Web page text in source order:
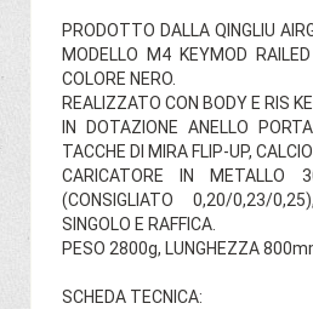
PRODOTTO DALLA QINGLIU
MODELLO M4 KEYMOD
COLORE NERO.
REALIZZATO CON BODY E RIS
IN DOTAZIONE ANELLO
TACCHE DI MIRA FLIP-UP,
CARICATORE IN METALLO
(CONSIGLIATO 0,20/0,23/
SINGOLO E RAFFICA.
PESO 2800g, LUNGHEZZA
SCHEDA TECNICA: